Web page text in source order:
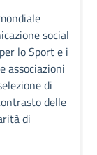
social
lo Sport e i
associazioni
di
delle
di